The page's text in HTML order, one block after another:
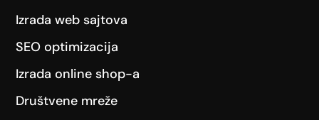
Izrada web sajtova
SEO optimizacija
Izrada online shop-a
Društvene mreže